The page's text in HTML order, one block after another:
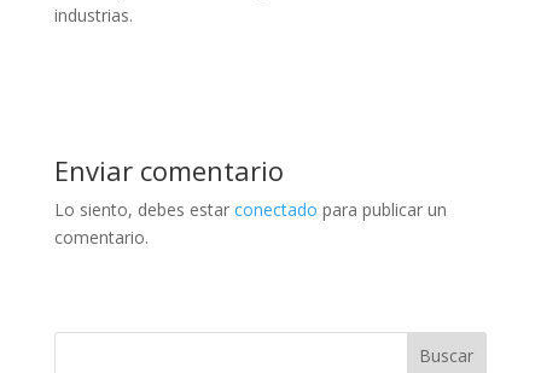
industrias.
Enviar comentario
Lo siento, debes estar conectado para publicar un
comentario.